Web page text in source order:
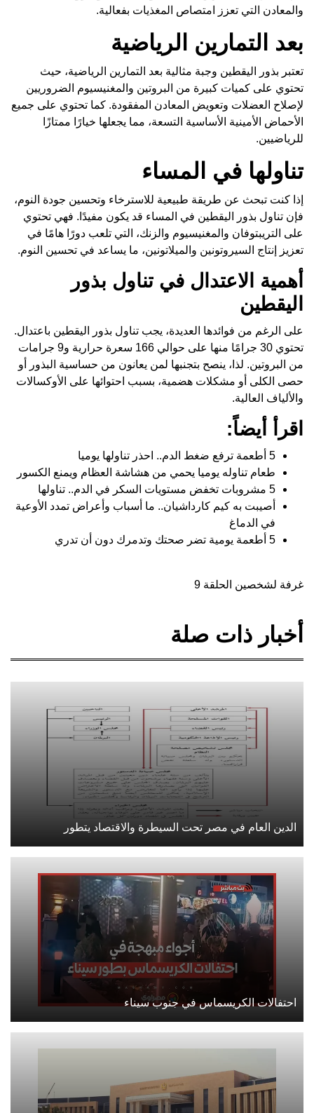
والمعادن التي تعزز امتصاص المغذيات بفعالية.
بعد التمارين الرياضية
تعتبر بذور اليقطين وجبة مثالية بعد التمارين الرياضية، حيث
تحتوي على كميات كبيرة من البروتين والمغنيسيوم الضروريين
لإصلاح العضلات وتعويض المعادن المفقودة. كما تحتوي على جميع
الأحماض الأمينية الأساسية التسعة، مما يجعلها خيارًا ممتازًا
للرياضيين.
تناولها في المساء
إذا كنت تبحث عن طريقة طبيعية للاسترخاء وتحسين جودة النوم،
فإن تناول بذور اليقطين في المساء قد يكون مفيدًا. فهي تحتوي
على التريبتوفان والمغنيسيوم والزنك، التي تلعب دورًا هامًا في
تعزيز إنتاج السيروتونين والميلاتونين، ما يساعد في تحسين النوم.
أهمية الاعتدال في تناول بذور
اليقطين
على الرغم من فوائدها العديدة، يجب تناول بذور اليقطين باعتدال.
تحتوي 30 جرامًا منها على حوالي 166 سعرة حرارية و9 جرامات
من البروتين. لذا، ينصح بتجنبها لمن يعانون من حساسية البذور أو
حصى الكلى أو مشكلات هضمية، بسبب احتوائها على الأوكسالات
والألياف العالية.
اقرأ أيضاً:
5 أطعمة ترفع ضغط الدم.. احذر تناولها يوميا
طعام تناوله يوميا يحمي من هشاشة العظام ويمنع الكسور
5 مشروبات تخفض مستويات السكر في الدم.. تناولها
أصيبت به كيم كارداشيان.. ما أسباب وأعراض تمدد الأوعية
في الدماغ
5 أطعمة يومية تضر صحتك وتدمرك دون أن تدري
غرفة لشخصين الحلقة 9
أخبار ذات صلة
الدين العام في مصر تحت السيطرة والاقتصاد يتطور
احتفالات الكريسماس في جنوب سيناء